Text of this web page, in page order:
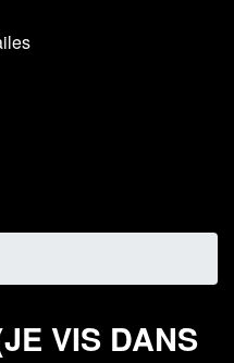
VIS DANS